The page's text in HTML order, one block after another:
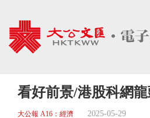
看好前景/港股科網
大公報 A16：經濟 2025-05-29